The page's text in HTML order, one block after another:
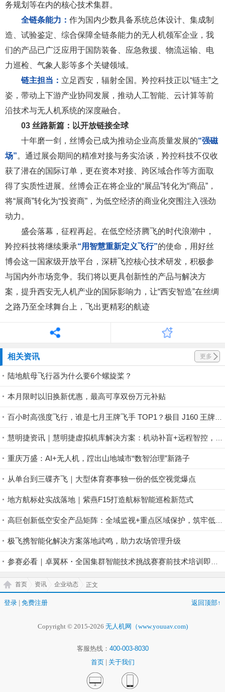
务规划等在内的核心技术集群。
全链条能力： 作为国内少数具备系统总体设计、集成制
造、试验鉴定、综合保障全链条能力的无人机领军企业，我
们的产品已广泛应用于国防装备、应急救援、物流运输、电
力巡检、气象人影等多个关键领域。
链主担当： 立足西安，辐射全国。羚控科技正以“链主”之
姿，带动上下游产业协同发展，推动人工智能、云计算等前
沿技术与无人机系统的深度融合。
03 丝路新篇：以开放链接全球
十年磨一剑，丝博会已成为推动企业高质量发展的“强磁
场”。通过展会期间的精准对接与务实洽谈，羚控科技不仅收
获了潜在的国际订单，更在资本对接、跨区域合作等方面取
得了实质性进展。丝博会正在将企业的“展品”转化为“商品”，
将“展商”转化为“投资商”，为低空经济的商业化突围注入强劲
动力。
盛会落幕，征程再起。在低空经济腾飞的时代浪潮中，
羚控科技将继续秉承“用智慧重新定义飞行”的使命，用好丝
博会这一国家级开放平台，深耕飞控核心技术研发，积极参
与国内外市场竞争。我们将以更具创新性的产品与解决方
案，提升西安无人机产业的国际影响力，让“西安智造”在丝绸
之路乃至全球舞台上，飞出更精彩的航迹
相关资讯 更多
陆地航母飞行器为什么要6个螺旋桨？
本月限时以旧换新优惠，最高可享双份万元补贴
百小时高强度飞行，谁是七月王牌飞手 TOP1？极目 J160 王牌飞手第一赛段荣耀揭晓！
慧明捷资讯｜慧明捷虚拟机库解决方案：机动补盲+远程智控，筑牢山林防火安全屏障
重庆万盛：AI+无人机，蹚出山地城市“数智治理”新路子
从单台到三碟齐飞｜大型体育赛事独一份的低空视觉爆点
地方航标处实战落地｜紫燕F15打造航标智能巡检新范式
高巨创新低空安全产品矩阵：全域监视+重点区域保护，筑牢低空安全防控屏障
极飞携智能化解决方案落地武鸣，助力农场管理升级
参赛必看｜卓翼杯・全国集群智能技术挑战赛赛前技术培训即将开启！
首页 资讯 企业动态 正文
登录 免费注册 返回顶部↑
Copyright © 2015-2026 无人机网（www.youuav.com)
客服热线： 400-003-8030
首页
关于我们